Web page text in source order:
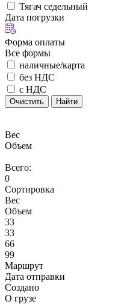
Тягач седельный
Дата погрузки
Форма оплаты
Все формы
наличные/карта
без НДС
с НДС
Очистить Найти
Вес
Объем
Всего:
0
Сортировка
Вес
Объем
33
33
66
99
Маршрут
Дата отправки
Создано
О грузе